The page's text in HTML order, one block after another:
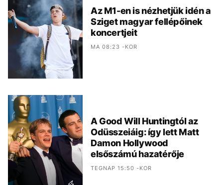
Az M1-en is nézhetjük idén a
Sziget magyar fellépőinek
koncertjeit
MA 08:23 -KOR
A Good Will Huntingtól az
Odüsszeiáig: így lett Matt
Damon Hollywood
elsőszámú hazatérője
TEGNAP 15:50 -KOR